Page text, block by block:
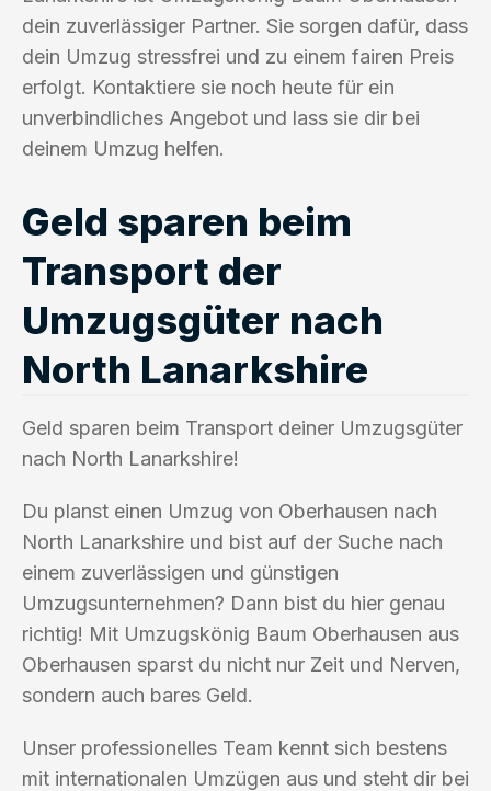
dein zuverlässiger Partner. Sie sorgen dafür, dass
dein Umzug stressfrei und zu einem fairen Preis
erfolgt. Kontaktiere sie noch heute für ein
unverbindliches Angebot und lass sie dir bei
deinem Umzug helfen.
Geld sparen beim
Transport der
Umzugsgüter nach
North Lanarkshire
Geld sparen beim Transport deiner Umzugsgüter
nach North Lanarkshire!
Du planst einen Umzug von Oberhausen nach
North Lanarkshire und bist auf der Suche nach
einem zuverlässigen und günstigen
Umzugsunternehmen? Dann bist du hier genau
richtig! Mit Umzugskönig Baum Oberhausen aus
Oberhausen sparst du nicht nur Zeit und Nerven,
sondern auch bares Geld.
Unser professionelles Team kennt sich bestens
mit internationalen Umzügen aus und steht dir bei